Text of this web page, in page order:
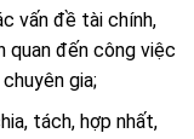
vấn đề tài chính,
quan đến công việc
gia;
tách, hợp nhất,